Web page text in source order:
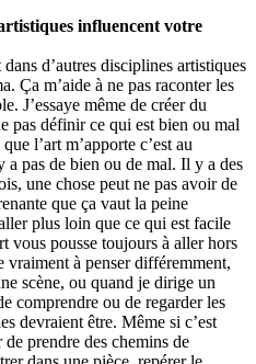
influencent votre
dʼautres disciplines artistiques
Ça mʼaide à ne pas raconter les
Jʼessaye même de créer du
pas définir ce qui est bien ou mal
lʼart mʼapporte cʼest au
a pas de bien ou de mal. Il y a des
une chose peut ne pas avoir de
que ça vaut la peine
plus loin que ce qui est facile
vous pousse toujours à aller hors
vraiment à penser différemment,
scène, ou quand je dirige un
comprendre ou de regarder les
devraient être. Même si cʼest
de prendre des chemins de